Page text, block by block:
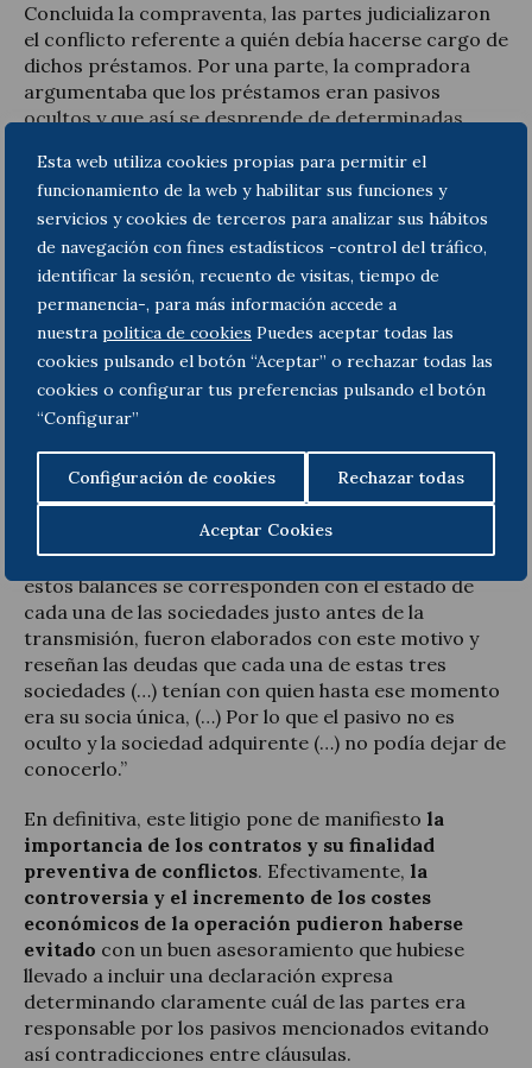
Esta web utiliza cookies propias para permitir el
funcionamiento de la web y habilitar sus funciones y
servicios y cookies de terceros para analizar sus hábitos
de navegación con fines estadísticos -control del tráfico,
identificar la sesión, recuento de visitas, tiempo de
permanencia-, para más información accede a
nuestra politica de cookies Puedes aceptar todas las
cookies pulsando el botón “Aceptar” o rechazar todas las
cookies o configurar tus preferencias pulsando el botón
“Configurar”
Configuración de cookies Rechazar todas
Aceptar Cookies
Concluida la compraventa, las partes judicializaron
el conflicto referente a quién debía hacerse cargo de
dichos préstamos. Por una parte, la compradora
argumentaba que los préstamos eran pasivos
ocultos y que así se desprende de determinadas
Por otra parte, la vendedora replicaba que la
compradora estaba obligada a pagar los préstamos
puesto que los conocía con anterioridad a la
compraventa, ya que así constaba en los balances
anexados y en las declaraciones que formularon en
el contrato de compraventa.
Finalmente, el Tribunal Supremo le da la razón a la
vendedora puesto que, aunque hay una aparente
contradicción entre cláusulas y, a pesar de no
constar expresamente la responsabilidad de dichos
pasivos, la compradora podía conocerlos
atendiendo a la información anexada por la
vendedora, y señala: “Es cierto que existe una cierta
contradicción, que justifica una interpretación
sistemática del acuerdo (…) Es muy significativo que
estos balances se corresponden con el estado de
cada una de las sociedades justo antes de la
transmisión, fueron elaborados con este motivo y
reseñan las deudas que cada una de estas tres
sociedades (…) tenían con quien hasta ese momento
era su socia única, (…) Por lo que el pasivo no es
oculto y la sociedad adquirente (…) no podía dejar de
conocerlo.”
En definitiva, este litigio pone de manifiesto la
importancia de los contratos y su finalidad
preventiva de conflictos. Efectivamente, la
controversia y el incremento de los costes
económicos de la operación pudieron haberse
evitado con un buen asesoramiento que hubiese
llevado a incluir una declaración expresa
determinando claramente cuál de las partes era
responsable por los pasivos mencionados evitando
así contradicciones entre cláusulas.